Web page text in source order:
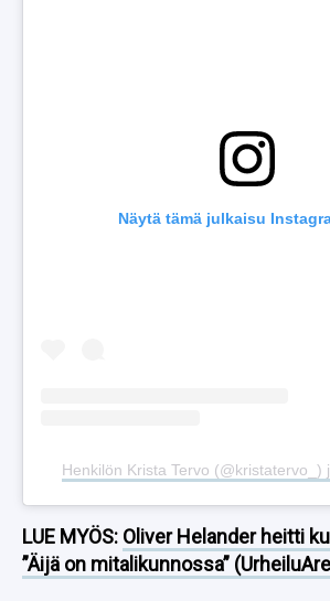
Näytä tämä julkaisu
Henkilön Krista Tervo (@kristatervo_)
LUE MYÖS: Oliver Helander heitti
”Äijä on mitalikunnossa”